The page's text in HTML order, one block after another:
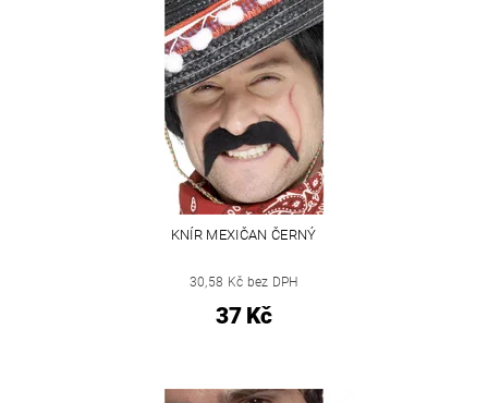
KNÍR MEXIČAN ČERNÝ
30,58 Kč bez DPH
37 Kč